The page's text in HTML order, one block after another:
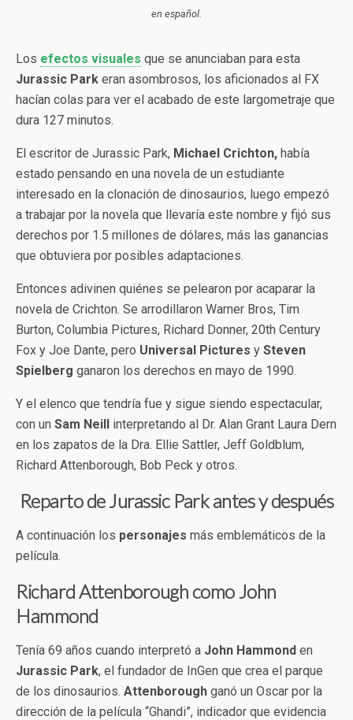
en español.
Los efectos visuales que se anunciaban para esta
Jurassic Park eran asombrosos, los aficionados al FX
hacían colas para ver el acabado de este largometraje que
dura 127 minutos.
El escritor de Jurassic Park, Michael Crichton, había
estado pensando en una novela de un estudiante
interesado en la clonación de dinosaurios, luego empezó
a trabajar por la novela que llevaría este nombre y fijó sus
derechos por 1.5 millones de dólares, más las ganancias
que obtuviera por posibles adaptaciones.
Entonces adivinen quiénes se pelearon por acaparar la
novela de Crichton. Se arrodillaron Warner Bros, Tim
Burton, Columbia Pictures, Richard Donner, 20th Century
Fox y Joe Dante, pero Universal Pictures y Steven
Spielberg ganaron los derechos en mayo de 1990.
Y el elenco que tendría fue y sigue siendo espectacular,
con un Sam Neill interpretando al Dr. Alan Grant Laura Dern
en los zapatos de la Dra. Ellie Sattler, Jeff Goldblum,
Richard Attenborough, Bob Peck y otros.
Reparto de Jurassic Park antes y después
A continuación los personajes más emblemáticos de la
película.
Richard Attenborough como John
Hammond
Tenía 69 años cuando interpretó a John Hammond en
Jurassic Park, el fundador de InGen que crea el parque
de los dinosaurios. Attenborough ganó un Oscar por la
dirección de la película “Ghandi”, indicador que evidencia